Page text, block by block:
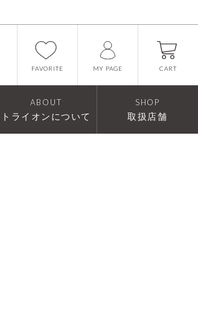
FAVORITE MY PAGE CART
ABOUT
トライオンについて
SHOP
取扱店舗